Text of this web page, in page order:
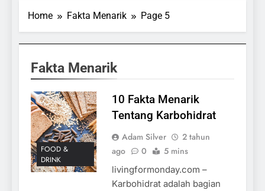
Home Fakta Menarik Page 5
Fakta Menarik
FOOD &
DRINK
10 Fakta Menarik
Tentang Karbohidrat
Adam Silver
2 tahun
ago
0 5 mins
livingformonday.com –
Karbohidrat adalah bagian